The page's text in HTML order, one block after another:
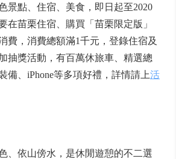
景點、住宿、美食，即日起至2020
在苗栗住宿、購買「苗栗限定版」
費，消費總額滿1千元，登錄住宿及
抽獎活動，有百萬休旅車、精選總
備、iPhone等多項好禮，詳情請上活
、依山傍水，是休閒遊憩的不二選